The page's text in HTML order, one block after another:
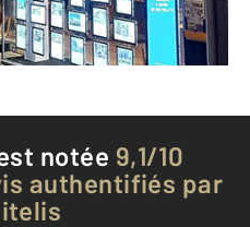
à l'agence
notée 9,1/10
authentifiés par